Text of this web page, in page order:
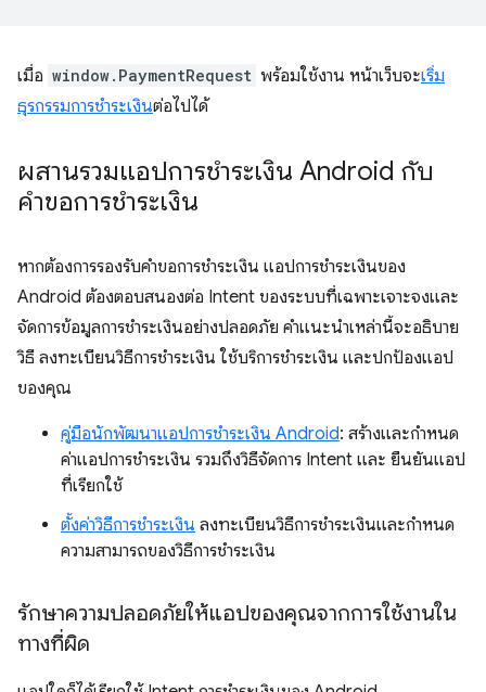
เมื่อ window.PaymentRequest พร้อมใช้งาน หน้าเว็บจะเริ่ม
ธุรกรรมการชำระเงินต่อไปได้
ผสานรวมแอปการชำระเงิน Android กับ
คำขอการชำระเงิน
หากต้องการรองรับคำขอการชำระเงิน แอปการชำระเงินของ
Android ต้องตอบสนองต่อ Intent ของระบบที่เฉพาะเจาะจงและ
จัดการข้อมูลการชำระเงินอย่างปลอดภัย คำแนะนำเหล่านี้จะอธิบาย
วิธี ลงทะเบียนวิธีการชำระเงิน ใช้บริการชำระเงิน และปกป้องแอป
ของคุณ
คู่มือนักพัฒนาแอปการชำระเงิน Android: สร้างและกำหนด
ค่าแอปการชำระเงิน รวมถึงวิธีจัดการ Intent และ ยืนยันแอป
ที่เรียกใช้
ตั้งค่าวิธีการชำระเงิน ลงทะเบียนวิธีการชำระเงินและกำหนด
ความสามารถของวิธีการชำระเงิน
รักษาความปลอดภัยให้แอปของคุณจากการใช้งานใน
ทางที่ผิด